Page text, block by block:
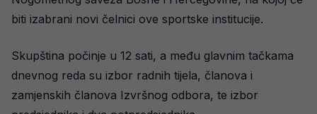
biti izabrani novi čelnici ove sportske institucije.
Skupština počinje u 12 sati, a među glavnim tačkama
dnevnog reda su izbor radnih tijela, članova i
zamjenskih članova Izvršnog odbora, te izbor